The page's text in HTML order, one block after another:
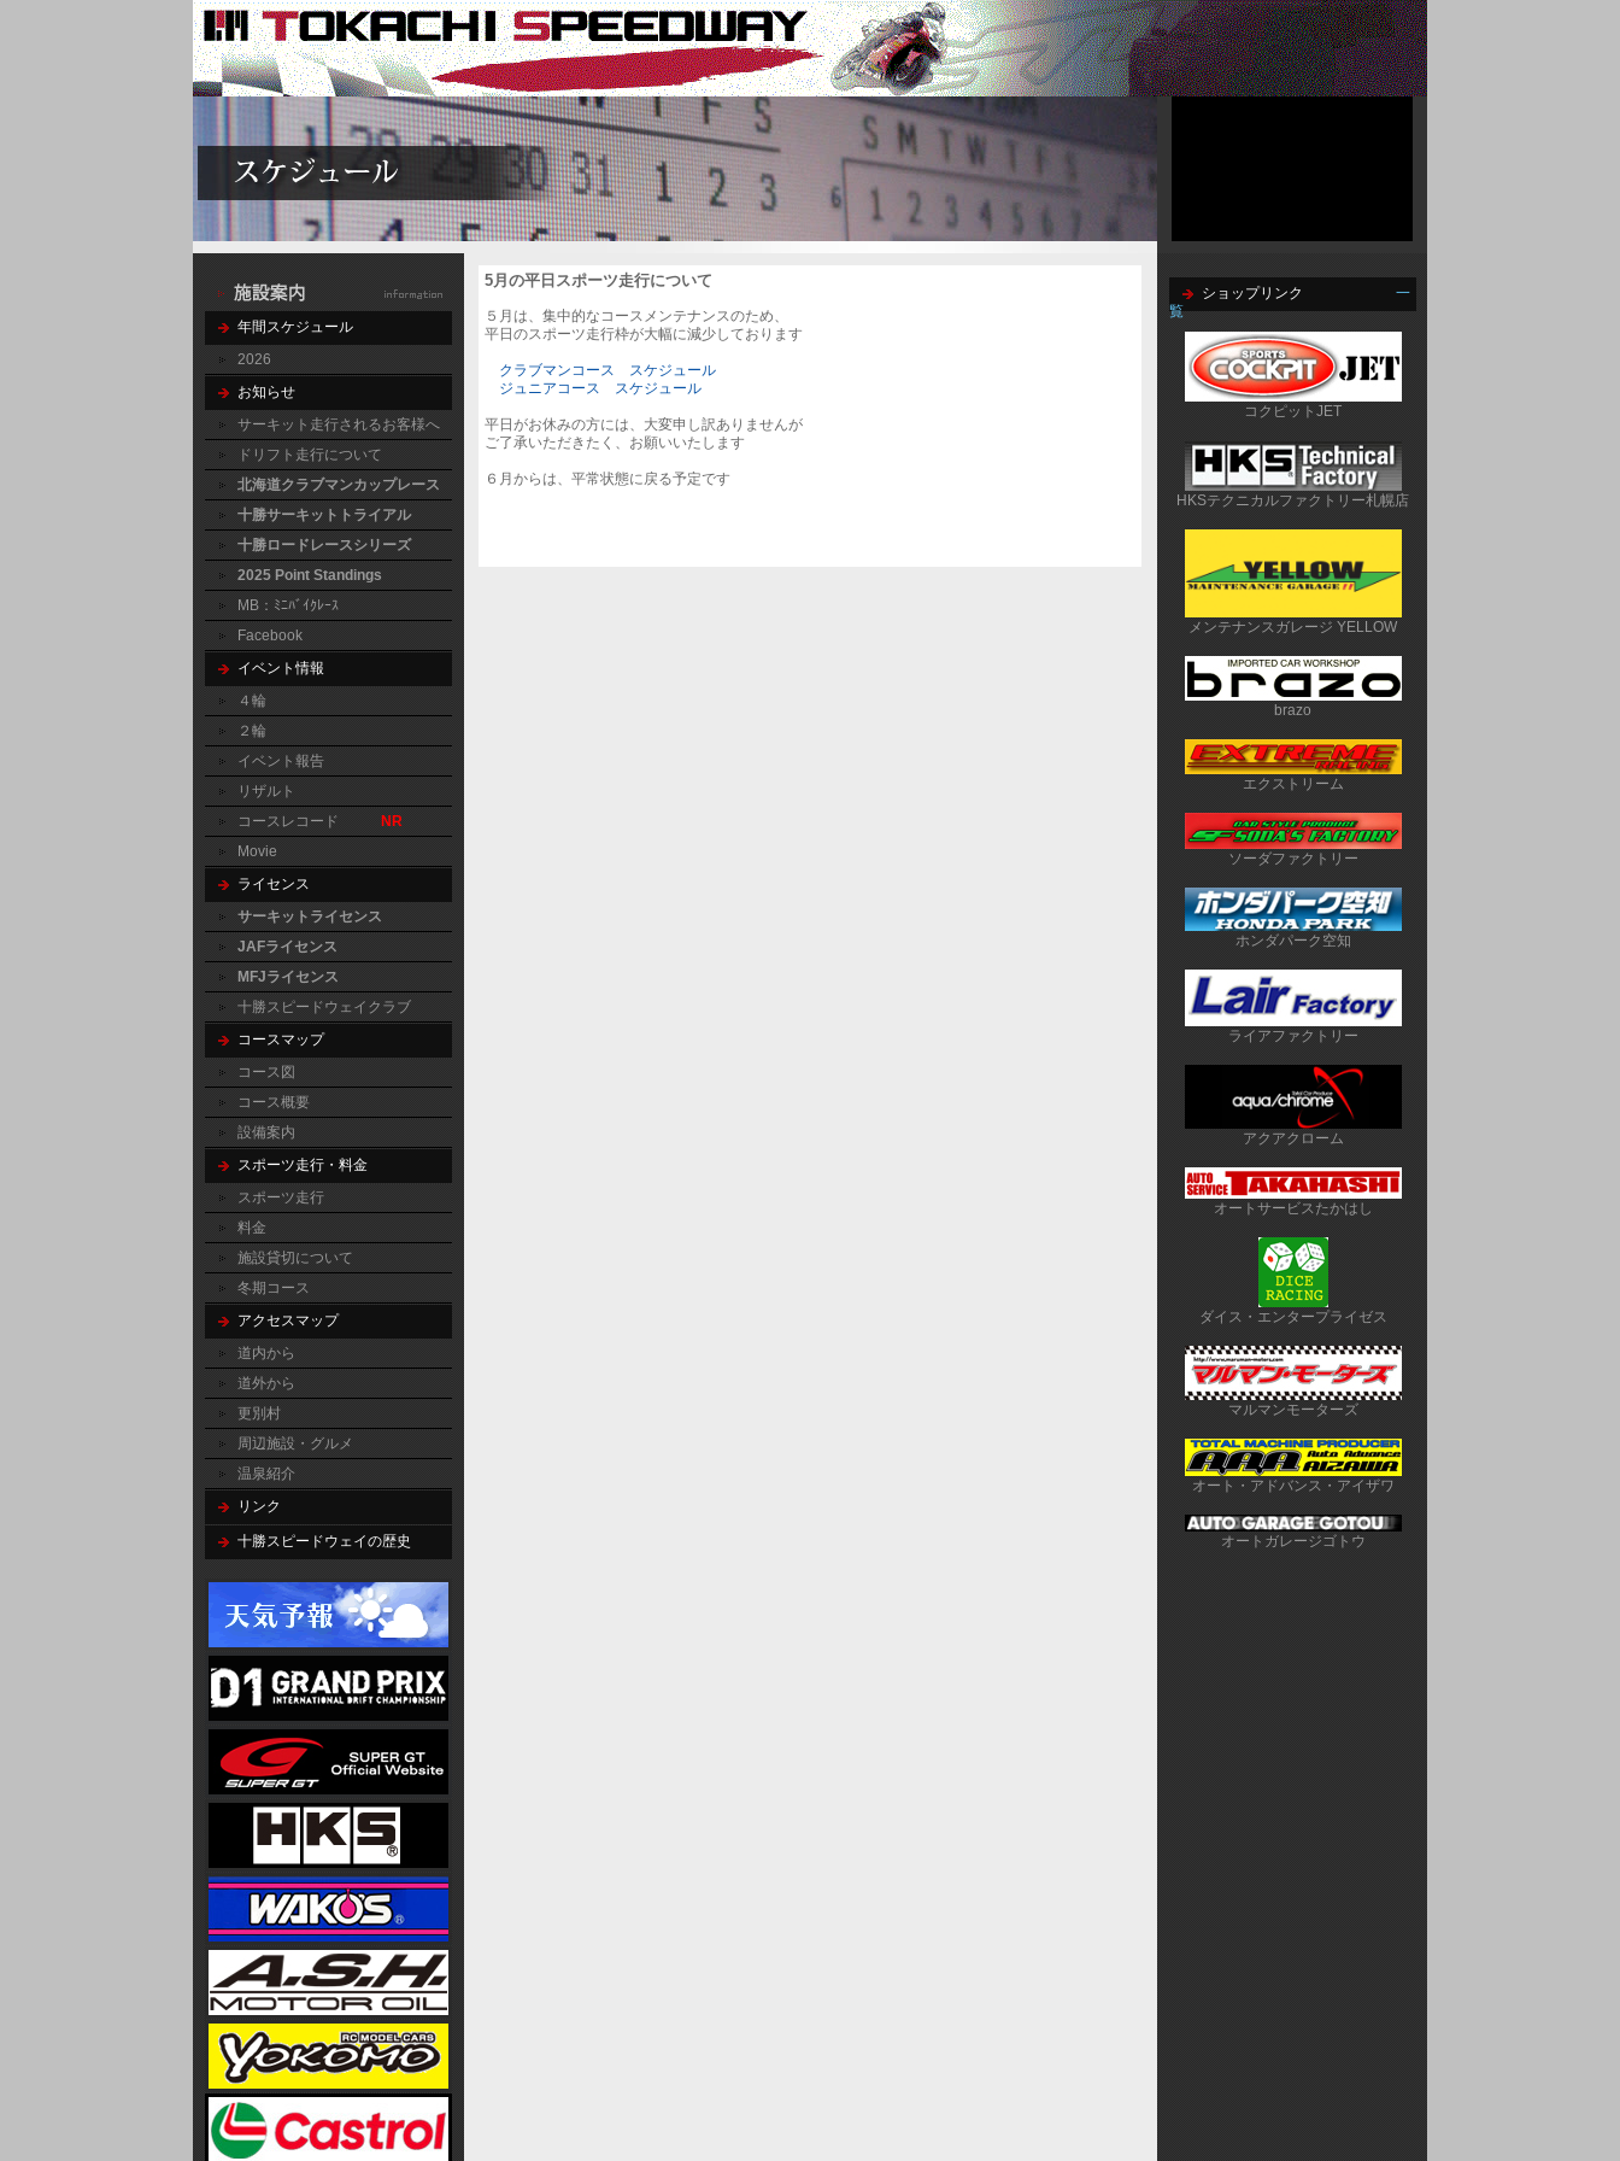
年間スケジュール
2026
お知らせ
サーキット走行されるお客様へ
ドリフト走行について
北海道クラブマンカップレース
十勝サーキットトライアル
十勝ロードレースシリーズ
2025 Point Standings
MB：ﾐﾆﾊﾞｲｸﾚｰｽ
Facebook
イベント情報
４輪
２輪
イベント報告
リザルト
コースレコード
NR
Movie
ライセンス
サーキットライセンス
JAFライセンス
MFJライセンス
十勝スピードウェイクラブ
コースマップ
コース図
コース概要
設備案内
スポーツ走行・料金
スポーツ走行
料金
施設貸切について
冬期コース
アクセスマップ
道内から
道外から
更別村
周辺施設・グルメ
温泉紹介
リンク
十勝スピードウェイの歴史
5月の平日スポーツ走行について
５月は、集中的なコースメンテナンスのため、
平日のスポーツ走行枠が大幅に減少しております
クラブマンコース スケジュール
ジュニアコース スケジュール
平日がお休みの方には、大変申し訳ありませんが
ご了承いただきたく、お願いいたします
６月からは、平常状態に戻る予定です
ショップリンク
一
覧
コクピットJET
HKSテクニカルファクトリー札幌店
メンテナンスガレージ YELLOW
brazo
エクストリーム
ソーダファクトリー
ホンダパーク空知
ライアファクトリー
アクアクローム
オートサービスたかはし
ダイス・エンタープライゼス
マルマンモーターズ
オート・アドバンス・アイザワ
オートガレージゴトウ